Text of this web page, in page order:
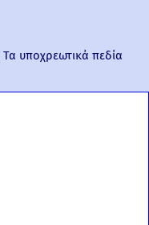
Τα υποχρεωτικά πεδία